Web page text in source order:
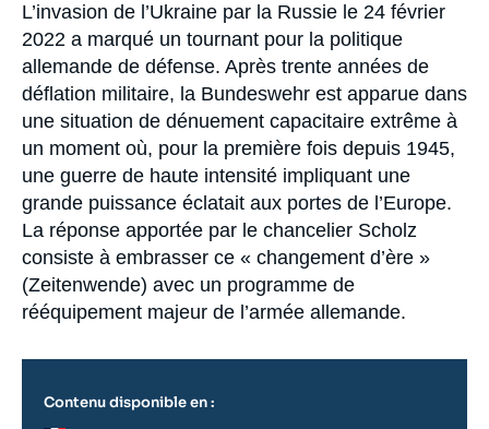
Accroche
L’invasion de l’Ukraine par la Russie le 24 février
2022 a marqué un tournant pour la politique
allemande de défense. Après trente années de
déflation militaire, la Bundeswehr est apparue dans
une situation de dénuement capacitaire extrême à
un moment où, pour la première fois depuis 1945,
une guerre de haute intensité impliquant une
grande puissance éclatait aux portes de l’Europe.
La réponse apportée par le chancelier Scholz
consiste à embrasser ce « changement d’ère »
(Zeitenwende) avec un programme de
rééquipement majeur de l’armée allemande.
Contenu disponible en :